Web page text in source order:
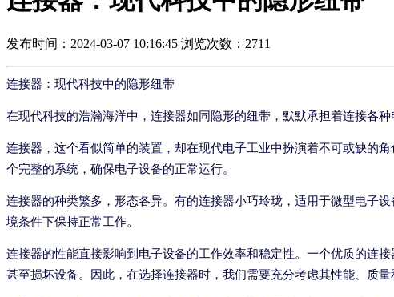
发布时间：2024-03-07 10:16:45 浏览次数：2711
连接器：现代科技中的隐形纽带
在现代科技的浩瀚海洋中，连接器如同隐形的纽带，默默承担着连接各
连接器，这个看似简单的装置，却在现代电子工业中扮演着不可或缺的
个完整的系统，确保电子设备的正常运行。
连接器的种类繁多，形态各异。有的连接器小巧玲珑，适用于微型电子
境条件下保持正常工作。
连接器的性能直接影响到电子设备的工作效率和稳定性。一个优质的连
甚至损坏设备。因此，在选择连接器时，我们需要充分考虑其性能、质量